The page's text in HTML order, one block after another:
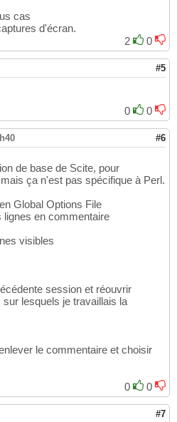
cas
d'écran.
2
0
#5
0
0
#6
de base de Scite, pour
ça n'est pas spécifique à Perl.
Global Options File
lignes en commentaire
visibles
session et réouvrir
lesquels je travaillais la
le commentaire et choisir
0
0
#7